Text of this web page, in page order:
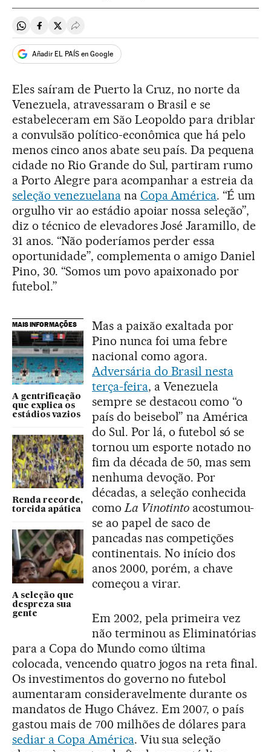
Compartir en Whatsapp
Compartir en Facebook
Compartir en Twitter
Desplegar Redes Sociales
Añadir EL PAÍS en Google
Eles saíram de Puerto la Cruz, no norte da
Venezuela, atravessaram o Brasil e se
estabeleceram em São Leopoldo para driblar
a convulsão político-econômica que há pelo
menos cinco anos abate seu país. Da pequena
cidade no Rio Grande do Sul, partiram rumo
a Porto Alegre para acompanhar a estreia da
seleção venezuelanana Copa América. “É um
orgulho vir ao estádio apoiar nossa seleção”,
diz o técnico de elevadores José Jaramillo, de
31 anos. “Não poderíamos perder essa
oportunidade”, complementa o amigo Daniel
Pino, 30. “Somos um povo apaixonado por
futebol.”
MAIS INFORMAÇÕES
A gentrificação
que explica os
estádios vazios
Renda recorde,
torcida apática
A seleção que
despreza sua
gente
Mas a paixão exaltada por
Pino nunca foi uma febre
nacional como agora.
Adversária do Brasil nesta
terça-feira, a Venezuela
sempre se destacou como “o
país do beisebol” na América
do Sul. Por lá, o futebol só se
tornou um esporte notado no
fim da década de 50, mas sem
nenhuma devoção. Por
décadas, a seleção conhecida
comoLa Vinotintoacostumou-
se ao papel de saco de
pancadas nas competições
continentais. No início dos
anos 2000, porém, a chave
começou a virar.
Em 2002, pela primeira vez
não terminou as Eliminatórias
para a Copa do Mundo como última
colocada, vencendo quatro jogos na reta final.
Os investimentos do governo no futebol
aumentaram consideravelmente durante os
mandatos de Hugo Chávez. Em 2007, o país
gastou mais de 700 milhões de dólares para
sediar a Copa América. Viu sua seleção